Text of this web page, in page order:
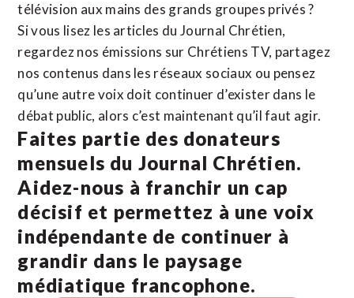
télévision aux mains des grands groupes privés ?
Si vous lisez les articles du Journal Chrétien,
regardez nos émissions sur Chrétiens TV, partagez
nos contenus dans les réseaux sociaux ou pensez
qu’une autre voix doit continuer d’exister dans le
débat public, alors c’est maintenant qu’il faut agir.
Faites partie des donateurs
mensuels du Journal Chrétien.
Aidez-nous à franchir un cap
décisif et permettez à une voix
indépendante de continuer à
grandir dans le paysage
médiatique francophone.